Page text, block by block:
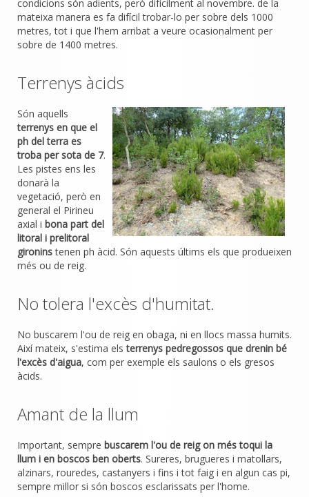
condicions són adients, però difícilment al novembre. de la
mateixa manera es fa difícil trobar-lo per sobre dels 1000
metres, tot i que l'hem arribat a veure ocasionalment per
sobre de 1400 metres.
Terrenys àcids
Són aquells
terrenys en que el
ph del terra es
troba per sota de 7.
Les pistes ens les
donarà la
vegetació, però en
general el Pirineu
axial i bona part del
litoral i prelitoral
gironinstenen ph àcid. Són aquests últims els que produeixen
més ou de reig.
No tolera l'excès d'humitat.
No buscarem l'ou de reig en obaga, ni en llocs massa humits.
Així mateix, s'estima elsterrenys pedregossos que drenin bé
l'excès d'aigua, com per exemple els saulons o els gresos
àcids.
Amant de la llum
Important, sempre buscarem l'ou de reig on més toqui la
llum i en boscos ben oberts. Sureres, brugueres i matollars,
alzinars, rouredes, castanyers i fins i tot faig i en algun cas pi,
sempre millor si són boscos esclarissats per l'home.